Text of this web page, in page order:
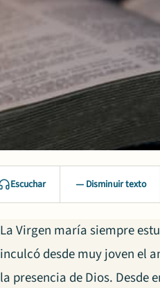
Escuchar Disminuir texto
La Virgen maría siempre
inculcó desde muy joven el
la presencia de Dios. Desde